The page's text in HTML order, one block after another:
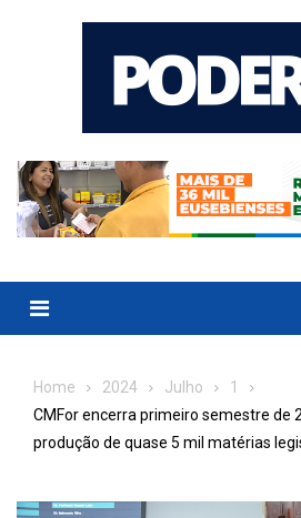
Menu
Home 2024 Julho
1
CMFor encerra primeiro semestre de
produção de quase 5 mil matérias